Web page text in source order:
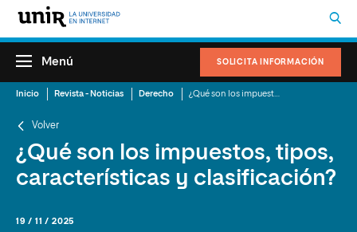
SOLICITA INFORMACIÓN
Menú
Inicio Revista - Noticias Derecho
Volver
¿Qué son los impuestos, tipos,
características y clasificación?
19 / 11 / 2025